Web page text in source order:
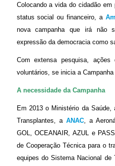
Colocando a vida do cidadão em
status social ou financeiro, a
nova campanha que irá não
expressão da democracia como
Com extensa pesquisa,
voluntários, se inicia a Campanha
A necessidade da Campanha
Em 2013 o Ministério da
Transplantes, aANAC, a
GOL, OCEANAIR, AZUL e
de Cooperação Técnica para o
equipes do Sistema Nacional de